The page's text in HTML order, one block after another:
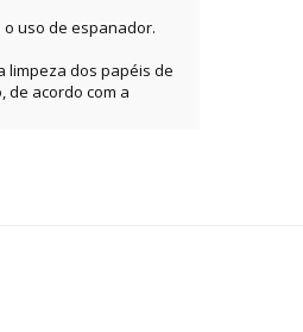
uso de espanador.
limpeza dos papéis de
de acordo com a